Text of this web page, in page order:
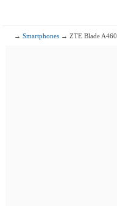
→Smartphones → ZTE Blade A460